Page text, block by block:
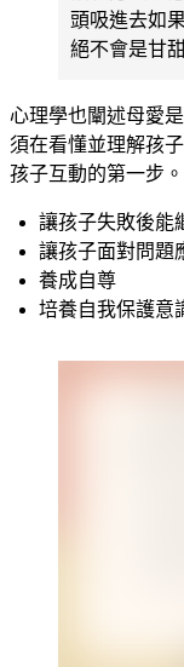
頭吸進去如
絕不會是甘
心理學也闡述母愛
須在看懂並理解孩
孩子互動的第一步。
讓孩子失敗後能
讓孩子面對問題
養成自尊
培養自我保護意